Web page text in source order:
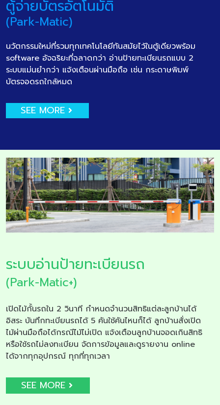
ตู้จ่ายบัตรอัตโนมัติ
(Park-Matic)
นวัตกรรมใหม่ที่รวมทุกเทคโนโลยีทันสมัยไว้ในตู้เดียวพร้อม
software อัจฉริยะที่ฉลาดกว่า อ่านป้ายทะเบียนรถแบบ 2
ระบบแม่นยำกว่า แจ้งเตือนผ่านมือถือ เช่น กระดาษพิมพ์
บัตรจอดรถใกล้หมด
SEE MORE
ระบบอ่านป้ายทะเบียนรถ
(Park-Matic+)
เปิดไม้กั้นรถใน 2 วินาที กำหนดจำนวนสิทธิแต่ละลูกบ้านได้
อิสระ บันทึกทะเบียนรถได้ 5 คันใช้คันไหนก็ได้ ลูกบ้านสั่งเปิด
ไม้ผ่านมือถือได้กรณีไม้ไม่เปิด แจ้งเตือนลูกบ้านจอดเกินสิทธิ
หรือใช้รถไม่ลงทะเบียน จัดการข้อมูลและดูรายงาน online
ได้จากทุกอุปกรณ์ ทุกที่ทุกเวลา
SEE MORE